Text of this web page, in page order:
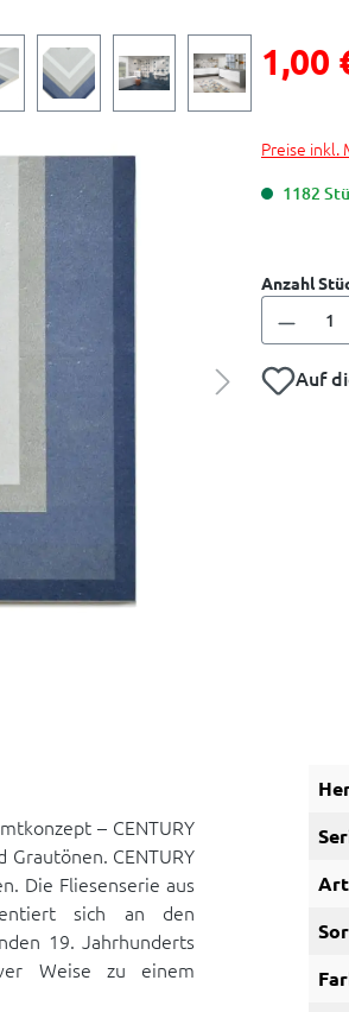
1,00
Preise inkl.
1182
Anzahl
Auf
– CENTURY
Grautönen. CENTURY
Die Fliesenserie aus
sich an den
19. Jahrhunderts
Weise zu einem